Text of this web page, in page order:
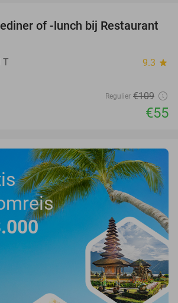
50%
of -lunch bij Restaurant
T 9.3 star
Regulier €109
€55